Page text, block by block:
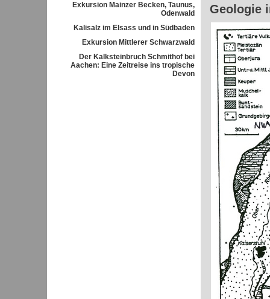
Exkursion Mainzer Becken, Taunus,
Odenwald
Kalisalz im Elsass und in Südbaden
Exkursion Mittlerer Schwarzwald
Der Kalksteinbruch Schmithof bei
Aachen: Eine Zeitreise ins tropische
Devon
Geologie